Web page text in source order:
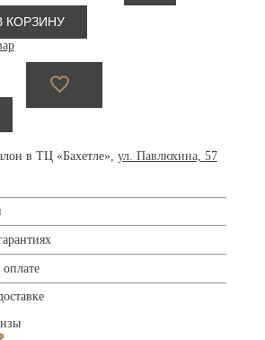
КОРЗИНУ
в ТЦ «Бахетле», ул. Павлюхина, 57